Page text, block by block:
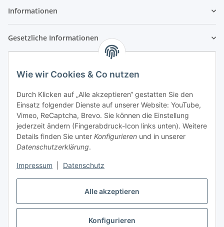
Alle akzeptieren
Konfigurieren
Wie wir Cookies & Co nutzen
Durch Klicken auf „Alle akzeptieren“ gestatten Sie den
Einsatz folgender Dienste auf unserer Website: YouTube,
Vimeo, ReCaptcha, Brevo. Sie können die Einstellung
jederzeit ändern (Fingerabdruck-Icon links unten). Weitere
Details finden Sie unter Konfigurieren und in unserer
Datenschutzerklärung.
Impressum Datenschutz
Informationen
Gesetzliche Informationen
Vertrag widerrufen